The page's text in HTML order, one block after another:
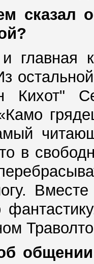
сказал
главная
Кихот"
в